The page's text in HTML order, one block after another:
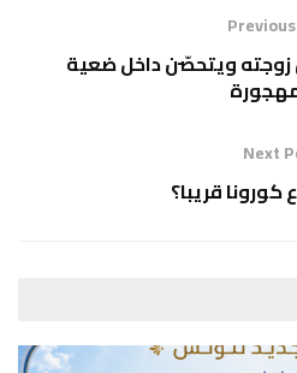
ويتحصّن داخل ضعية
Next
قريبا؟